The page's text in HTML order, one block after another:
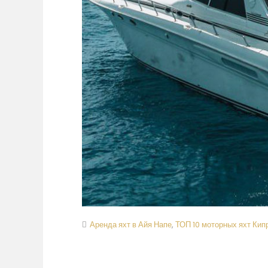
Аренда яхт в Айя Напе, ТОП 10 моторных яхт